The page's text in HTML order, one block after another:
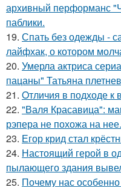
архивный перформанс
паблики.
19. Спать без одежды -
лайфхак, о котором
20. Умерла актриса
пацаны" Татьяна
21. Oтличия в подходе
22. "Валя Красавица":
рэпера не похожа на нее.
23. Егор крид стал
24. Настоящий герой в
пылающего здания
25. Почему нас